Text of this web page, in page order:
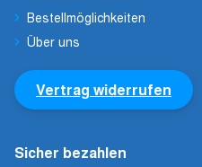
Bestellmöglichkeiten
Über uns
Vertrag widerrufen
Sicher bezahlen